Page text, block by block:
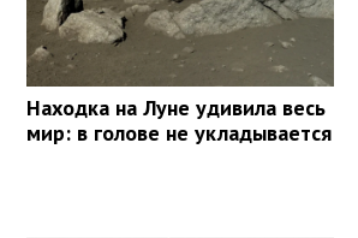
Находка на Луне удивила весь
мир: в голове не укладывается